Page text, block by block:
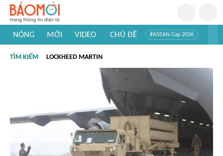
NÓNG MỚI VIDEO CHỦ ĐỀ #ASEAN Cup 2026
#Khám phá thế giới
TÌM KIẾM LOCKHEED MARTIN